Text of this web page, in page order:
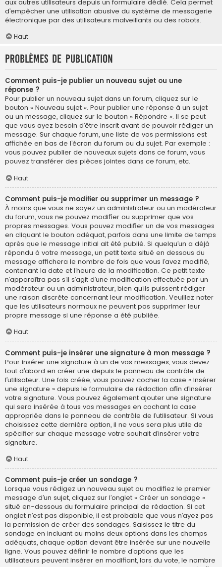
aux autres utilisateurs depuis un formulaire dédié. Cela permet
d’empêcher une utilisation abusive du système de messagerie
électronique par des utilisateurs malveillants ou des robots.
Haut
Problèmes de publication
Comment puis-je publier un nouveau sujet ou une
réponse ?
Pour publier un nouveau sujet dans un forum, cliquez sur le
bouton « Nouveau sujet ». Pour publier une réponse à un sujet
ou un message, cliquez sur le bouton « Répondre ». Il se peut
que vous ayez besoin d’être inscrit avant de pouvoir rédiger un
message. Sur chaque forum, une liste de vos permissions est
affichée en bas de l’écran du forum ou du sujet. Par exemple :
vous pouvez publier de nouveaux sujets dans ce forum, vous
pouvez transférer des pièces jointes dans ce forum, etc.
Haut
Comment puis-je modifier ou supprimer un message ?
À moins que vous ne soyez un administrateur ou un modérateur
du forum, vous ne pouvez modifier ou supprimer que vos
propres messages. Vous pouvez modifier un de vos messages
en cliquant le bouton adéquat, parfois dans une limite de temps
après que le message initial ait été publié. Si quelqu’un a déjà
répondu à votre message, un petit texte situé en dessous du
message affichera le nombre de fois que vous l’avez modifié,
contenant la date et l’heure de la modification. Ce petit texte
n’apparaîtra pas s’il s’agit d’une modification effectuée par un
modérateur ou un administrateur, bien qu’ils puissent rédiger
une raison discrète concernant leur modification. Veuillez noter
que les utilisateurs normaux ne peuvent pas supprimer leur
propre message si une réponse a été publiée.
Haut
Comment puis-je insérer une signature à mon message ?
Pour insérer une signature à un de vos messages, vous devez
tout d’abord en créer une depuis le panneau de contrôle de
l’utilisateur. Une fois créée, vous pouvez cocher la case « Insérer
une signature » depuis le formulaire de rédaction afin d’insérer
votre signature. Vous pouvez également ajouter une signature
qui sera insérée à tous vos messages en cochant la case
appropriée dans le panneau de contrôle de l’utilisateur. Si vous
choisissez cette dernière option, il ne vous sera plus utile de
spécifier sur chaque message votre souhait d’insérer votre
signature.
Haut
Comment puis-je créer un sondage ?
Lorsque vous rédigez un nouveau sujet ou modifiez le premier
message d’un sujet, cliquez sur l’onglet « Créer un sondage »
situé en-dessous du formulaire principal de rédaction. Si cet
onglet n’est pas disponible, il est probable que vous n’ayez pas
la permission de créer des sondages. Saisissez le titre du
sondage en incluant au moins deux options dans les champs
adéquats, chaque option devant être insérée sur une nouvelle
ligne. Vous pouvez définir le nombre d’options que les
utilisateurs peuvent insérer en modifiant, lors du vote, le nombre